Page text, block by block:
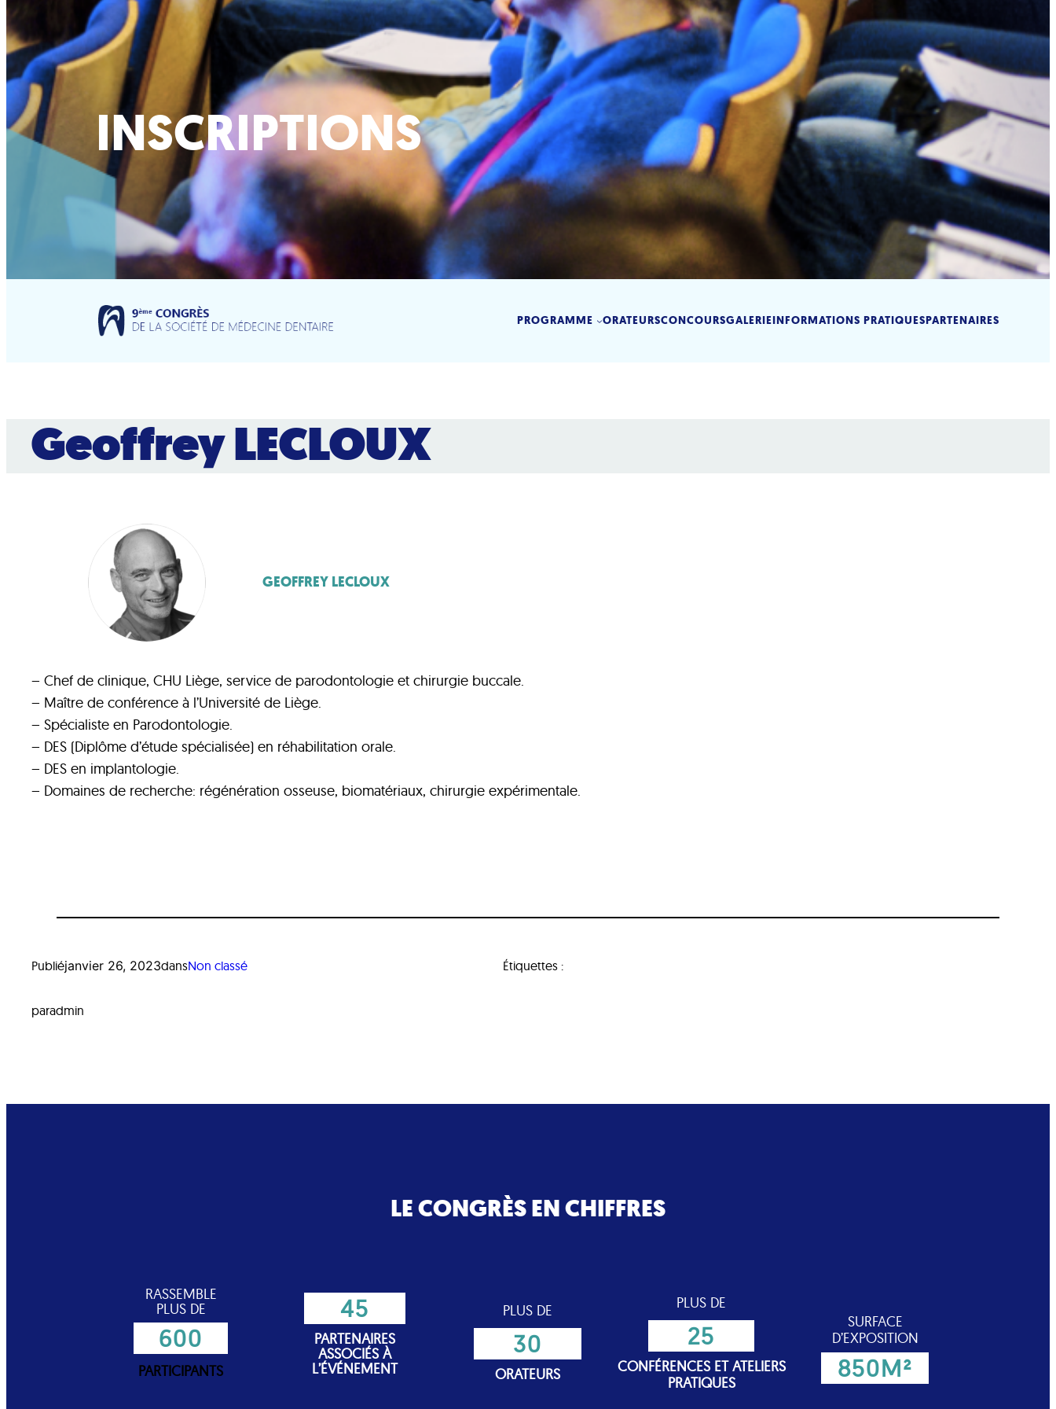
INSCRIPTIONS
PROGRAMME ORATEURSCONCOURSGALERIEINFORMATIONS PRATIQUESPARTENAIRES
Geoffrey LECLOUX
GEOFFREY LECLOUX
– Chef de clinique, CHU Liège, service de parodontologie et chirurgie buccale.
– Maître de conférence à l’Université de Liège.
– Spécialiste en Parodontologie.
– DES (Diplôme d’étude spécialisée) en réhabilitation orale.
– DES en implantologie.
– Domaines de recherche: régénération osseuse, biomatériaux, chirurgie expérimentale.
Publiéjanvier 26, 2023dansNon classé
paradmin
Étiquettes :
LE CONGRÈS ENCHIFFRES
RASSEMBLE
PLUS DE
600
PARTICIPANTS
45
PARTENAIRES
ASSOCIÉS À
L’ÉVÉNEMENT
PLUS DE
30
ORATEURS
PLUS DE
25
CONFÉRENCES ET ATELIERS
PRATIQUES
SURFACE
D’EXPOSITION
850M²